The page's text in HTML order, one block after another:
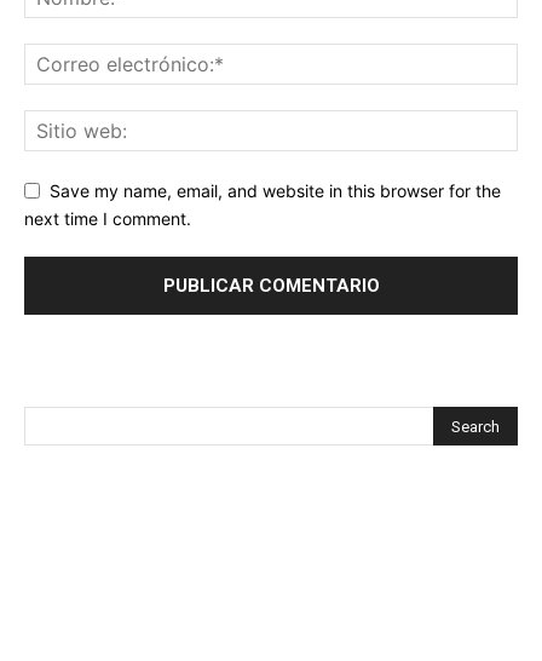
Save my name, email, and website in this browser for the
next time I comment.